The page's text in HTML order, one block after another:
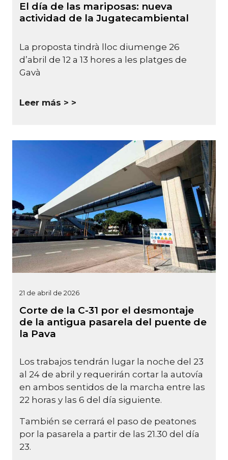
El día de las mariposas: nueva
actividad de la Jugatecambiental
La proposta tindrà lloc diumenge 26
d’abril de 12 a 13 hores a les platges de
Gavà
Leer más >
21 de abril de 2026
Corte de la C-31 por el desmontaje
de la antigua pasarela del puente de
la Pava
Los trabajos tendrán lugar la noche del 23
al 24 de abril y requerirán cortar la autovía
en ambos sentidos de la marcha entre las
22 horas y las 6 del día siguiente.
También se cerrará el paso de peatones
por la pasarela a partir de las 21.30 del día
23.